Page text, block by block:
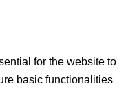
for the website to
basic functionalities